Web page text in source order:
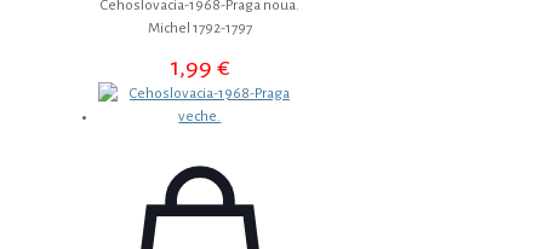
Cehoslovacia-1968-Praga noua.
Michel 1792-1797
1,99 €